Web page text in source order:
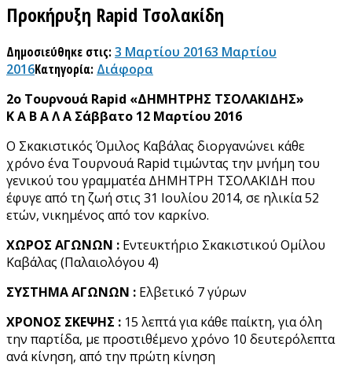
Προκήρυξη Rapid Τσολακίδη
Δημοσιεύθηκε στις:3 Μαρτίου 20163 Μαρτίου
2016Κατηγορία: Διάφορα
2ο Τουρνουά Rapid «ΔΗΜΗΤΡΗΣ ΤΣΟΛΑΚΙΔΗΣ»
Κ Α Β Α Λ Α Σάββατο 12 Μαρτίου 2016
Ο Σκακιστικός Όμιλος Καβάλας διοργανώνει κάθε
χρόνο ένα Tουρνουά Rapid τιμώντας την μνήμη του
γενικού του γραμματέα ΔΗΜΗΤΡΗ ΤΣΟΛΑΚΙΔΗ που
έφυγε από τη ζωή στις 31 Ιουλίου 2014, σε ηλικία 52
ετών, νικημένος από τον καρκίνο.
ΧΩΡΟΣ ΑΓΩΝΩΝ : Εντευκτήριο Σκακιστικού Ομίλου
Καβάλας (Παλαιολόγου 4)
ΣΥΣΤΗΜΑ ΑΓΩΝΩΝ : Ελβετικό 7 γύρων
ΧΡΟΝΟΣ ΣΚΕΨΗΣ : 15 λεπτά για κάθε παίκτη, για όλη
την παρτίδα, με προστιθέμενο χρόνο 10 δευτερόλεπτα
ανά κίνηση, από την πρώτη κίνηση